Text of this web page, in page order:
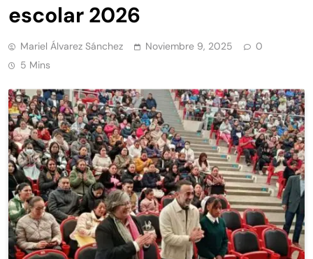
escolar 2026
Mariel Álvarez Sánchez Noviembre 9, 2025
0
5 Mins